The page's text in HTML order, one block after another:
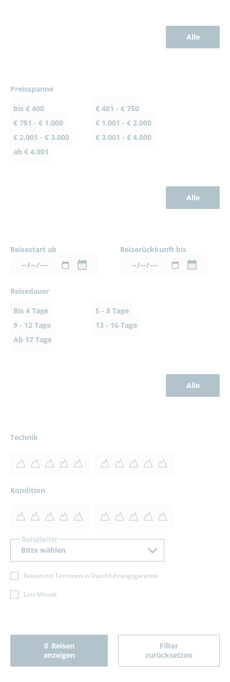
Alle
Preisspanne
bis € 400
€ 401 - € 750
€ 751 - € 1.000
€ 1.001 - € 2.000
€ 2.001 - € 3.000
€ 3.001 - € 4.000
ab € 4.001
Alle
Reisestart ab Reiserückkunft bis
Reisedauer
Bis 4 Tage
5 - 8 Tage
9 - 12 Tage
13 - 16 Tage
Ab 17 Tage
Alle
Technik
Kondition
Reiseleiter
Bitte wählen
Reisen mit Terminen in Durchführungsgarantie
Last Minute
0 Reisen
anzeigen
Filter
zurücksetzen